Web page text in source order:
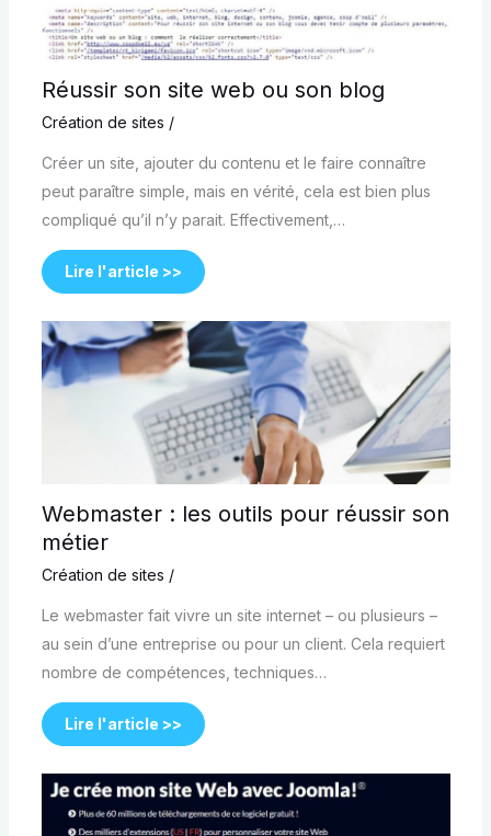
Réussir son site web ou son blog
Création de sites /
Créer un site, ajouter du contenu et le faire connaître
peut paraître simple, mais en vérité, cela est bien plus
compliqué qu’il n’y parait. Effectivement,…
Lire l'article >>
Webmaster : les outils pour réussir son
métier
Création de sites /
Le webmaster fait vivre un site internet – ou plusieurs –
au sein d’une entreprise ou pour un client. Cela requiert
nombre de compétences, techniques…
Lire l'article >>